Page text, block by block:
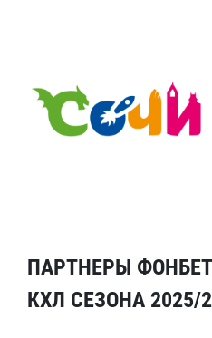
ПАРТНЕРЫ
КХЛ СЕЗОНА 2025/